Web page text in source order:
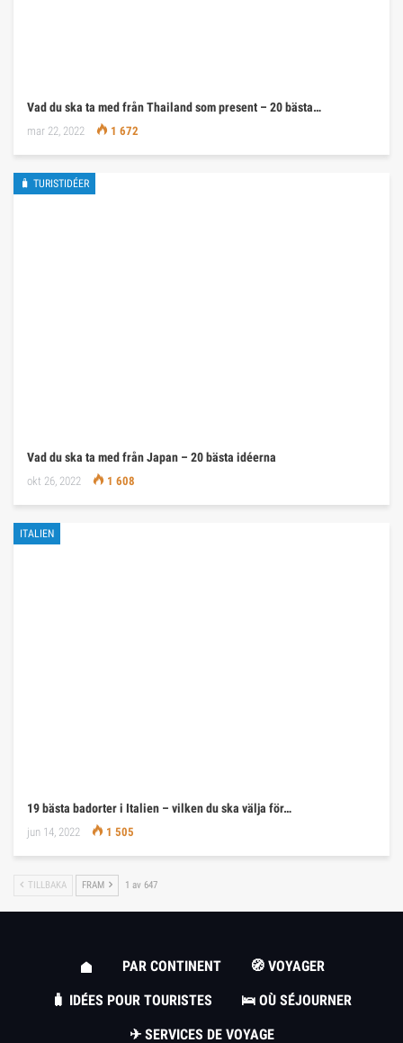
Vad du ska ta med från Thailand som present – 20 bästa…
mar 22, 2022 1 672
🧳 TURISTIDÉER
Vad du ska ta med från Japan – 20 bästa idéerna
okt 26, 2022 1 608
ITALIEN
19 bästa badorter i Italien – vilken du ska välja för…
jun 14, 2022 1 505
TILLBAKA FRAM 1 av 647
PAR CONTINENT
🧭 VOYAGER
🧳 IDÉES POUR TOURISTES
🛌 OÙ SÉJOURNER
✈ SERVICES DE VOYAGE